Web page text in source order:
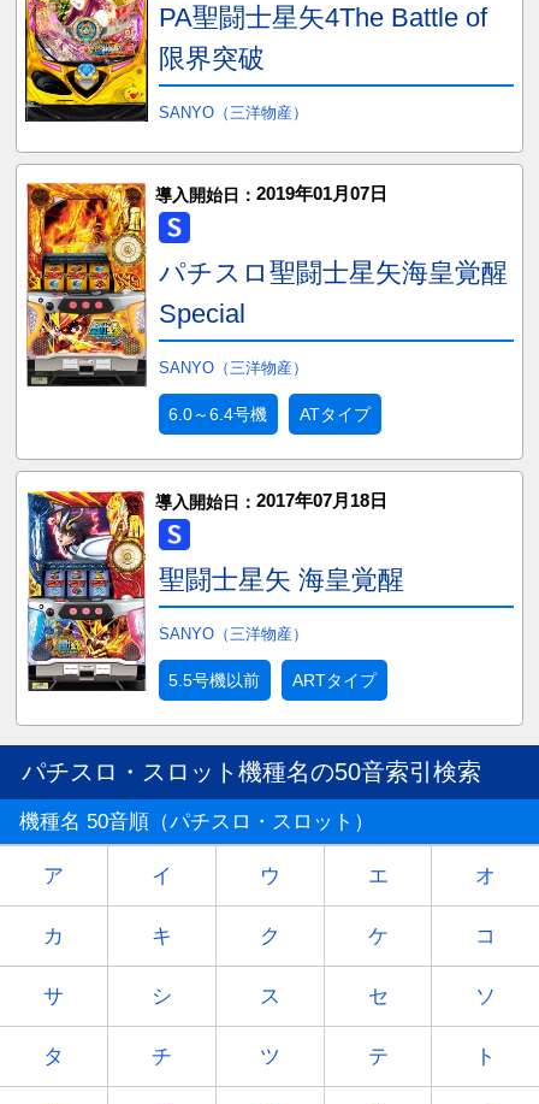
PA聖闘士星矢4The Battle of
限界突破
SANYO（三洋物産）
導入開始日： 2019年01月07日
パチスロ聖闘士星矢海皇覚醒
Special
SANYO（三洋物産）
6.0～6.4号機 ATタイプ
導入開始日： 2017年07月18日
聖闘士星矢 海皇覚醒
SANYO（三洋物産）
5.5号機以前 ARTタイプ
パチスロ・スロット機種名の50音索引検索
機種名 50音順（パチスロ・スロット）
ア イ ウ エ オ
カ キ ク ケ コ
サ シ ス セ ソ
タ チ ツ テ ト